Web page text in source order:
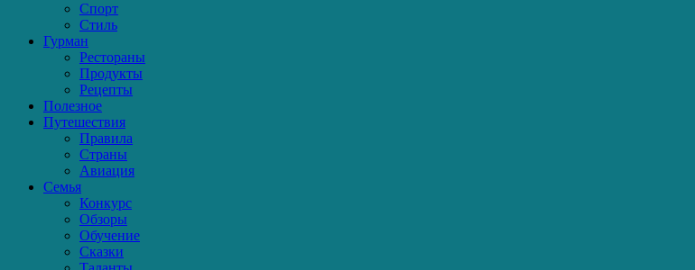
Спорт
Стиль
Гурман
Рестораны
Продукты
Рецепты
Полезное
Путешествия
Правила
Страны
Авиация
Семья
Конкурс
Обзоры
Обучение
Сказки